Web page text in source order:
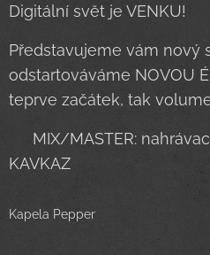
Digitální svět je VENKU!
Představujeme vám nový
odstartováváme NOVOU
teprve začátek, tak
🎛️ MIX/MASTER:
KAVKAZ💥
Kapela Pepper